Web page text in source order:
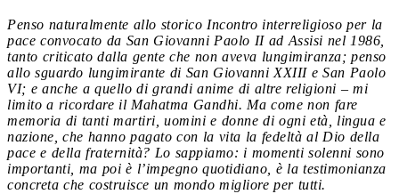
Penso naturalmente allo storico Incontro interreligioso per la
pace convocato da San Giovanni Paolo II ad Assisi nel 1986,
tanto criticato dalla gente che non aveva lungimiranza; penso
allo sguardo lungimirante di San Giovanni XXIII e San Paolo
VI; e anche a quello di grandi anime di altre religioni – mi
limito a ricordare il Mahatma Gandhi. Ma come non fare
memoria di tanti martiri, uomini e donne di ogni età, lingua e
nazione, che hanno pagato con la vita la fedeltà al Dio della
pace e della fraternità? Lo sappiamo: i momenti solenni sono
importanti, ma poi è l’impegno quotidiano, è la testimonianza
concreta che costruisce un mondo migliore per tutti.